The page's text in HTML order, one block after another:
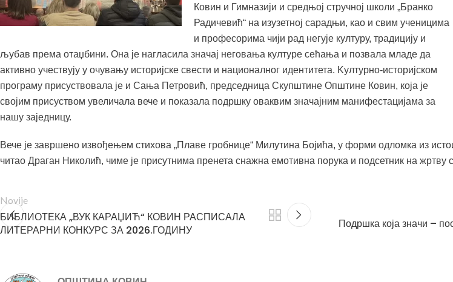
Ковин и Гимназији и средњој стручној школи „Бранко
Радичевић“ на изузетној сарадњи, као и свим ученицима
и професорима чији рад негује културу, традицију и
љубав према отаџбини. Она је нагласила значај неговања културе сећања и позвала младе да
активно учествују у очувању историјске свести и националног идентитета. Kултурно-историјском
програму присуствовала је и Сања Петровић, председница Скупштине Општине Ковин, која је
својим присуством увеличала вече и показала подршку оваквим значајним манифестацијама за
нашу заједницу.
Вече је завршено извођењем стихова „Плаве гробнице“ Милутина Бојића, у форми одломка из
читао Драган Николић, чиме је присутнима пренета снажна емотивна порука и подсетник на жртву
Novije
БИБЛИОТЕКА „ВУК КАРАЏИЋ“ КОВИН РАСПИСАЛА
ЛИТЕРАРНИ КОНКУРС ЗА 2026.ГОДИНУ
Подршка која значи –